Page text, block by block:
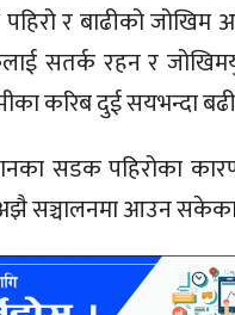
पहिरो र बाढीको
सतर्क रहन र
करिब दुई सयभन्दा
सडक पहिरोका
सञ्चालनमा आउन